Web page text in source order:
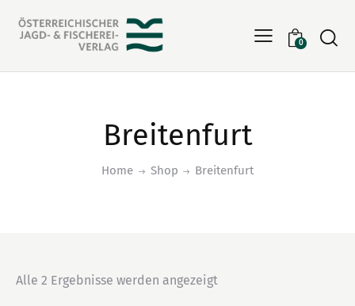
0
Breitenfurt
Home Shop Breitenfurt
Alle 2 Ergebnisse werden angezeigt